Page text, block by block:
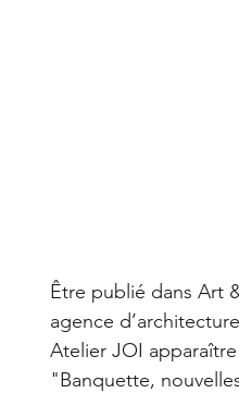
Être publié dans Art
agence
Atelier JOI
"Banquette,